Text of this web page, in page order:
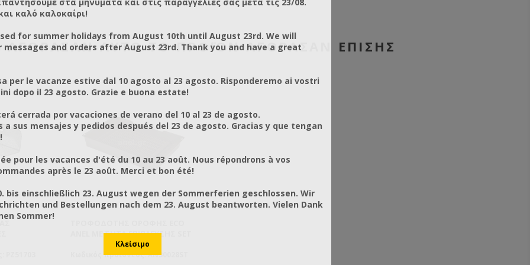
ΑΓΌΡΑΣΑΝ ΑΥΤΌ ΤΟ ΠΡΟΪΌΝ ΑΓΌΡΑΣΑΝ ΕΠΊΣΗΣ
ANEL ΜΕ ΣΉΤΑ ΕΠΊΠΛΕΥΣΗΣ SET
Κωδικός προϊόντος: AN30028ST
καλό καλοκαίρι!
for summer holidays from August 10th until August 23rd. We will
messages and orders after August 23rd. Thank you and have a great
per le vacanze estive dal 10 agosto al 23 agosto. Risponderemo ai vostri
dopo il 23 agosto. Grazie e buona estate!
cerrada por vacaciones de verano del 10 al 23 de agosto.
a sus mensajes y pedidos después del 23 de agosto. Gracias y que tengan
pour les vacances d'été du 10 au 23 août. Nous répondrons à vos
après le 23 août. Merci et bon été!
bis einschließlich 23. August wegen der Sommerferien geschlossen. Wir
und Bestellungen nach dem 23. August beantworten. Vielen Dank
Sommer!